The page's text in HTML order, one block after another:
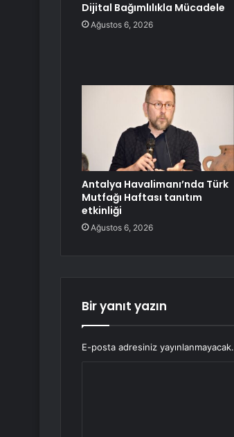
Dijital Bağımlılıkla Mücadele
Ağustos 6, 2026
Antalya Havalimanı’nda Türk
Mutfağı Haftası tanıtım
etkinliği
Ağustos 6, 2026
Bir yanıt yazın
E-posta adresiniz yayınlanmayacak.